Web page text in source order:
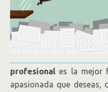
profesional es la mejor
apasionada que deseas,